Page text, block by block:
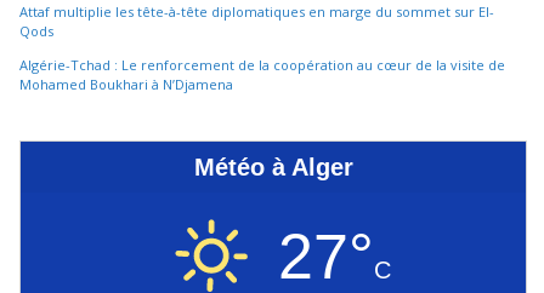
Attaf multiplie les tête-à-tête diplomatiques en marge du sommet sur El-
Qods
Algérie-Tchad : Le renforcement de la coopération au cœur de la visite de
Mohamed Boukhari à N’Djamena
Météo à Alger
27°C